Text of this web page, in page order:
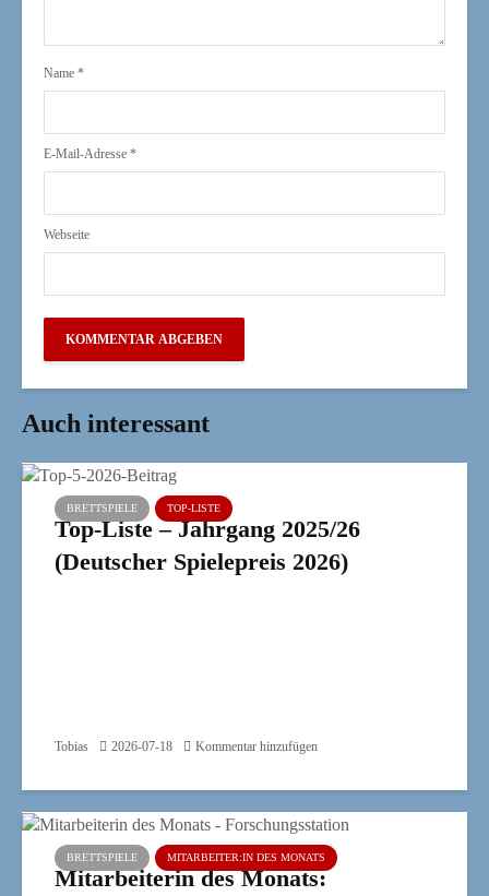
Name *
E-Mail-Adresse *
Webseite
Auch interessant
BRETTSPIELE TOP-LISTE
Top-Liste – Jahrgang 2025/26
(Deutscher Spielepreis 2026)
Tobias 2026-07-18 Kommentar hinzufügen
BRETTSPIELE MITARBEITER:IN DES MONATS
Mitarbeiterin des Monats: